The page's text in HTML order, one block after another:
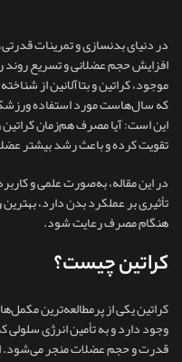
در دنیای بدنسازی و تمرینات
افزایش حجم عضلانی و تسریع روند
موجود، کراتین و بتاآلانین از
که سال‌هاست مورد استفاده
این است: آیا مصرف هم‌زمان کراتین
تقویت کرده و باعث رشد بیشتر
در این مقاله، به‌صورت علمی و
تأثیری بر عملکرد بدن دارد،
هنگام مصرف رعایت شود.
کراتین چیست؟
کراتین یکی از پرمطالعه‌ترین
وجود دارد و به تأمین انرژی
قدرت و حجم عضلات منجر می‌شود.